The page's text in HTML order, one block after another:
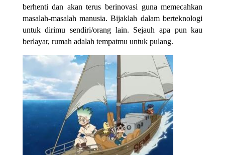
berhenti dan akan terus berinovasi guna memecahkan
masalah-masalah manusia. Bijaklah dalam berteknologi
untuk dirimu sendiri/orang lain. Sejauh apa pun kau
berlayar, rumah adalah tempatmu untuk pulang.